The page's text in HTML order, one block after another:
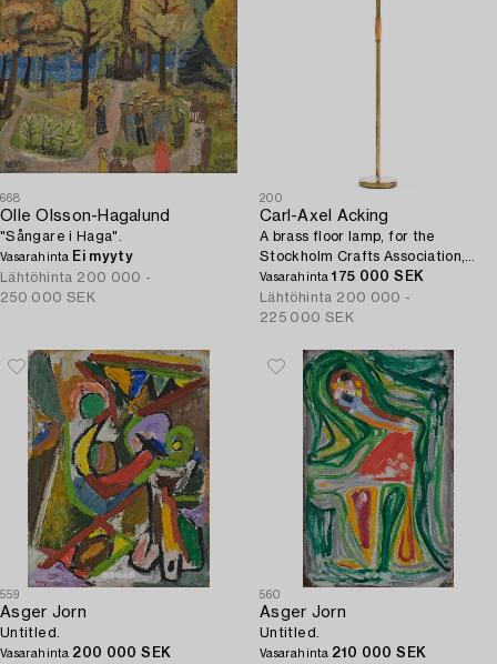
668
Olle Olsson-Hagalund
"Sångare i Haga".
Vasarahinta Ei myyty
Lähtöhinta 200 000 -
250 000 SEK
200
Carl-Axel Acking
A brass floor lamp, for the
Stockholm Crafts Association,
1939.
Vasarahinta175 000 SEK
Lähtöhinta 200 000 -
225 000 SEK
559
Asger Jorn
Untitled.
Vasarahinta 200 000 SEK
560
Asger Jorn
Untitled.
Vasarahinta 210 000 SEK